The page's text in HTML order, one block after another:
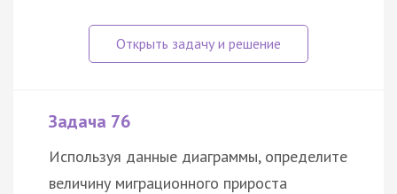
Задача 76
Используя данные диаграммы, определите
величину миграционного прироста